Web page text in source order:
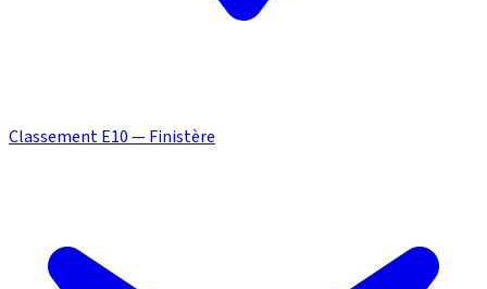
Classement E10 — Finistère